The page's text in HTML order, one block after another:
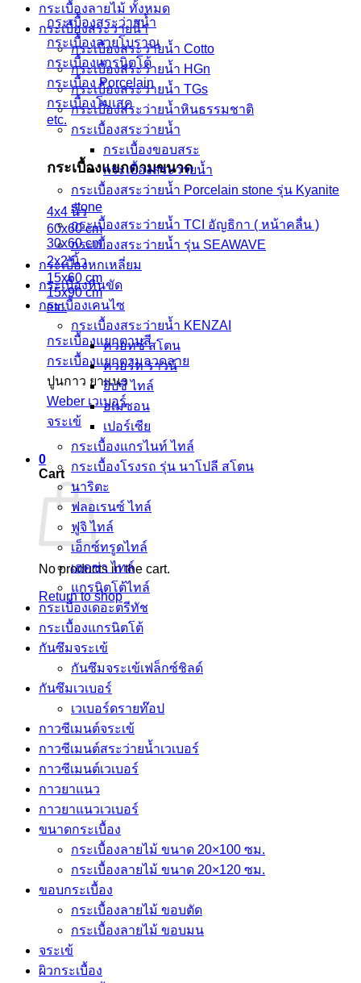
กระเบื้องสระว่ายน้ำ
กระเบื้องลายโบราณ
กระเบื้องแกรนิตโต้
กระเบื้อง Porcelain
กระเบื้องโมเสค
etc.
กระเบื้องแยกตามขนาด
4x4 นิ้ว
60x60 cm
30x60 cm
2x2 นิ้ว
15x60 cm
15x90 cm
etc.
กระเบื้องแยกตามสี
กระเบื้องแยกตามลวดลาย
ปูนกาว ยาแนว
Weber เวเบอร์
จระเข้
0
Cart
No products in the cart.
Return to shop
กระเบื้องลายไม้ ทั้งหมด
กระเบื้องสระว่ายน้ำ
กระเบื้องสระว่ายน้ำ Cotto
กระเบื้องสระว่ายน้ำ HGn
กระเบื้องสระว่ายน้ำ TGs
กระเบื้องสระว่ายน้ำหินธรรมชาติ
กระเบื้องสระว่ายนํ้า
กระเบื้องขอบสระ
กระเบื้องสระว่ายนํ้า
กระเบื้องสระว่ายนํ้า Porcelain stone รุ่น Kyanite
stone
กระเบื้องสระว่ายนํ้า TCI อัญธิกา ( หน้าคลื่น )
กระเบื้องสระว่ายนํ้า รุ่น SEAWAVE
กระเบื้องหกเหลี่ยม
กระเบื้องหินขัด
กระเบื้องเคนไซ
กระเบื้องสระว่ายน้ำ KENZAI
ควอทซ์ สโตน
ควอร์ท ราวน์
ยิปซี ไทล์
อเมซอน
เปอร์เซีย
กระเบื้องแกรไนท์ ไทล์
กระเบื้องโรงรถ รุ่น นาโปลี สโตน
นาริตะ
ฟลอเรนซ์ ไทล์
ฟูจิ ไทล์
เอ็กซ์ทรูดไทล์
เฮคซ่า ไทล์
แกรนิตโต้ไทล์
กระเบื้องเดอะตรีทัช
กระเบื้องแกรนิตโต้
กันซึมจระเข้
กันซึมจระเข้เฟล็กซ์ชิลด์
กันซึมเวเบอร์
เวเบอร์ดรายท๊อป
กาวซีเมนต์จระเข้
กาวซีเมนต์สระว่ายนํ้าเวเบอร์
กาวซีเมนต์เวเบอร์
กาวยาแนว
กาวยาแนวเวเบอร์
ขนาดกระเบื้อง
กระเบื้องลายไม้ ขนาด 20×100 ซม.
กระเบื้องลายไม้ ขนาด 20×120 ซม.
ขอบกระเบื้อง
กระเบื้องลายไม้ ขอบตัด
กระเบื้องลายไม้ ขอบมน
จระเข้
ผิวกระเบื้อง